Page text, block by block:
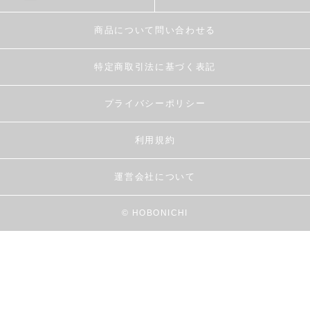
商品について問い合わせる
特定商取引法に基づく表記
プライバシーポリシー
利用規約
運営会社について
© HOBONICHI